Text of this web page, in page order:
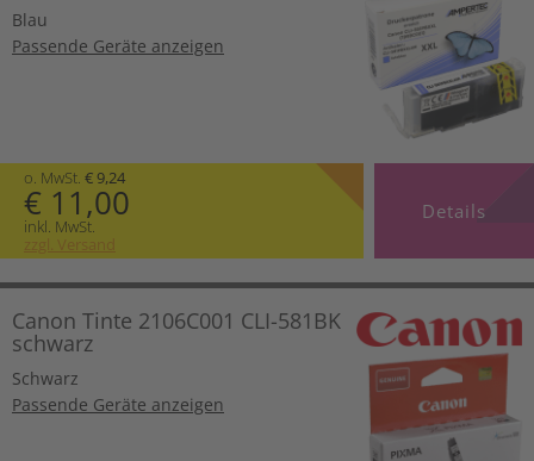
Blau
Passende Geräte anzeigen
o. MwSt. € 9,24
€ 11,00
inkl. MwSt.
zzgl. Versand
Details
Canon Tinte 2106C001 CLI-581BK
schwarz
Schwarz
Passende Geräte anzeigen